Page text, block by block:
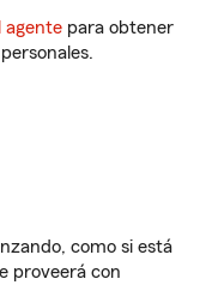
agente para obtener
como si está
proveerá con